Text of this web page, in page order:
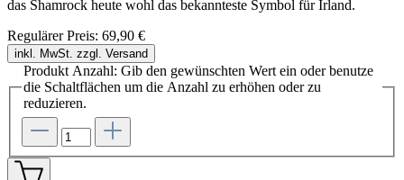
das Shamrock heute wohl das bekannteste Symbol für Irland.
Regulärer Preis: 69,90 €
inkl. MwSt. zzgl. Versand
Produkt Anzahl: Gib den gewünschten Wert ein oder benutze
die Schaltflächen um die Anzahl zu erhöhen oder zu
reduzieren.